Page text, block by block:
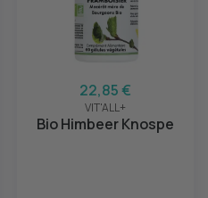
22,85 €
VIT'ALL+
Bio Himbeer Knospe